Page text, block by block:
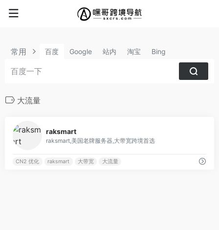
常用 百度 Google 站内 淘宝 Bing
大流量
raksmart
raksmart,美国老牌服务器,大带宽跨境首选
CN2 优化 raksmart 大带宽 大流量